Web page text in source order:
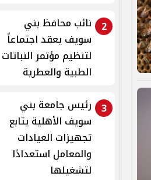
2
نائب محافظ بني
سويف يعقد اجتماعاً
لتنظيم مؤتمر النباتات
الطبية والعطرية
3 رئيس جامعة بني
سويف الأهلية يتابع
تجهيزات العيادات
والمعامل استعدادًا
لتشغيلها